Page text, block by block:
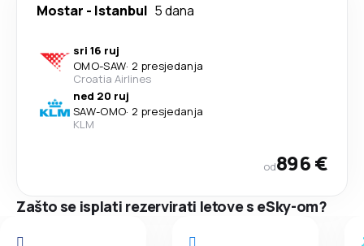
Mostar - Istanbul 5 dana
sri 16 ruj
OMO-SAW· 2 presjedanja
Croatia Airlines
ned 20 ruj
SAW-OMO· 2 presjedanja
KLM
od896 €
Zašto se isplati rezervirati letove s eSky-om?